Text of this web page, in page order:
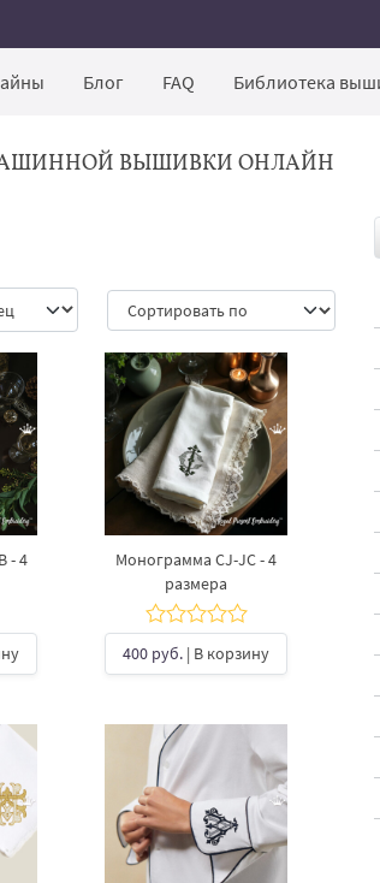
Блог FAQ Библиотека
ВЫШИВКИ ОНЛАЙН
- 4
Монограмма CJ-JC - 4
размера
400 руб. | В корзину